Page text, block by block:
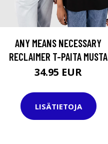
ANY MEANS NECESSARY
RECLAIMER T-PAITA MUSTA
34.95 EUR
LISÄTIETOJA